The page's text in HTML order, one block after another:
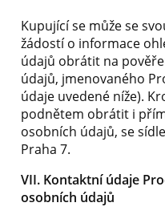
Kupující se může se
žádostí o informace
údajů obrátit na
údajů, jmenovaného
údaje uvedené níže).
podnětem obrátit i
osobních údajů, se
Praha 7.
VII. Kontaktní údaje
osobních údajů